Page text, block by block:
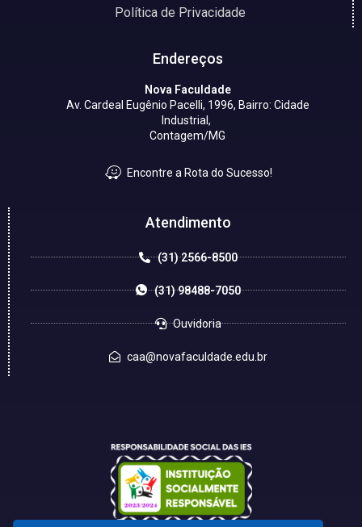
Política de Privacidade
Endereços
Nova Faculdade
Av. Cardeal Eugênio Pacelli, 1996, Bairro: Cidade
Industrial,
Contagem/MG
Encontre a Rota do Sucesso!
Atendimento
(31) 2566-8500
(31) 98488-7050
Ouvidoria
caa@novafaculdade.edu.br